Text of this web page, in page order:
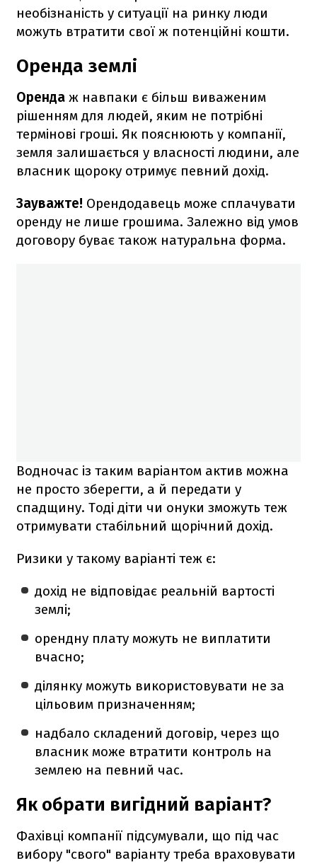
необізнаність у ситуації на ринку люди
можуть втратити свої ж потенційні кошти.
Оренда землі
Оренда ж навпаки є більш виваженим
рішенням для людей, яким не потрібні
термінові гроші. Як пояснюють у компанії,
земля залишається у власності людини, але
власник щороку отримує певний дохід.
Зауважте! Орендодавець може сплачувати
оренду не лише грошима. Залежно від умов
договору буває також натуральна форма.
Водночас із таким варіантом актив можна
не просто зберегти, а й передати у
спадщину. Тоді діти чи онуки зможуть теж
отримувати стабільний щорічний дохід.
Ризики у такому варіанті теж є:
дохід не відповідає реальній вартості
землі;
орендну плату можуть не виплатити
вчасно;
ділянку можуть використовувати не за
цільовим призначенням;
надбало складений договір, через що
власник може втратити контроль на
землею на певний час.
Як обрати вигідний варіант?
Фахівці компанії підсумували, що під час
вибору "свого" варіанту треба враховувати